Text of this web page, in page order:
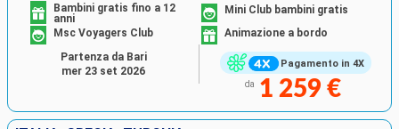
Pagamento in 4X
Bambini gratis fino a 12
anni
Mini Club bambini gratis
Msc Voyagers Club
Animazione a bordo
da 1 259 €
Partenza da Bari
mer 23 set 2026